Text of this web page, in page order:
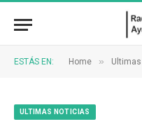
ESTÁS EN: Home »
ULTIMAS NOTICIAS